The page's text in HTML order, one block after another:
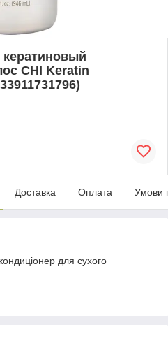
CHI Keratin
Доставка Оплата Умови
для сухого